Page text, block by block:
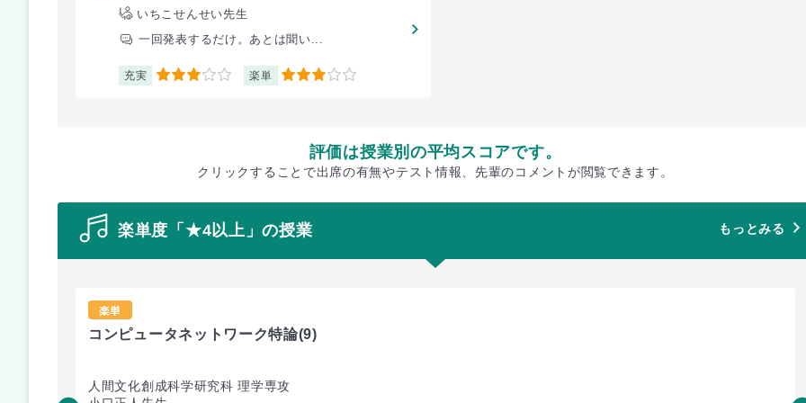
いちこせんせい先生
一回発表するだけ。あとは聞い...
充実 3 楽単 3
評価は授業別の平均スコアです。
クリックすることで出席の有無やテスト情報、先輩のコメントが閲覧できます。
楽単度「★4以上」の授業 もっとみる
楽単
コンピュータネットワーク特論(9)
人間文化創成科学研究科 理学専攻